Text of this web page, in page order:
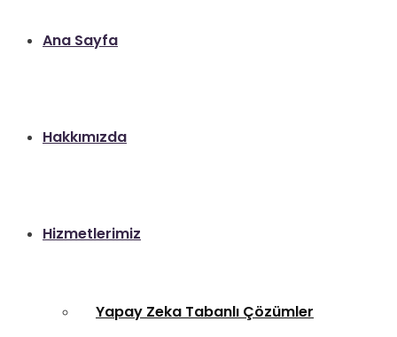
Ana Sayfa
Hakkımızda
Hizmetlerimiz
Yapay Zeka Tabanlı Çözümler